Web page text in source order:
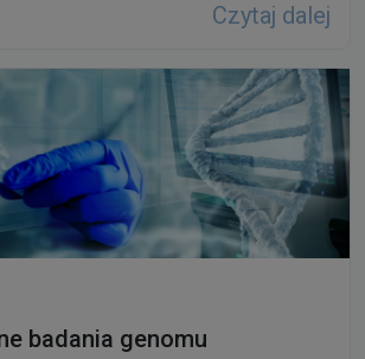
Czytaj dalej
badania genomu